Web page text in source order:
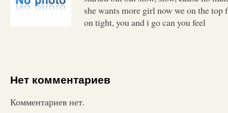
she wants more girl now we on the
on tight, you and i go can you feel
Нет комментариев
Комментариев нет.